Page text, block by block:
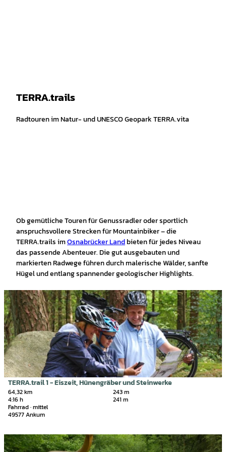
TERRA.trails
Radtouren im Natur- und UNESCO Geopark TERRA.vita
Ob gemütliche Touren für Genussradler oder sportlich
anspruchsvollere Strecken für Mountainbiker – die
TERRA.trails imOsnabrücker Landbieten für jedes Niveau
das passende Abenteuer. Die gut ausgebauten und
markierten Radwege führen durch malerische Wälder, sanfte
Hügel und entlang spannender geologischer Highlights.
D
e
t
a
i
l
s
e
i
E
R
Franz Middendorf | CC-BY-SA
TERRA.trail 1 - Eiszeit, Hünengräber und Steinwerke
64,32 km
243 m
4:16 h
241 m
Fahrrad · mittel
49577 Ankum
D